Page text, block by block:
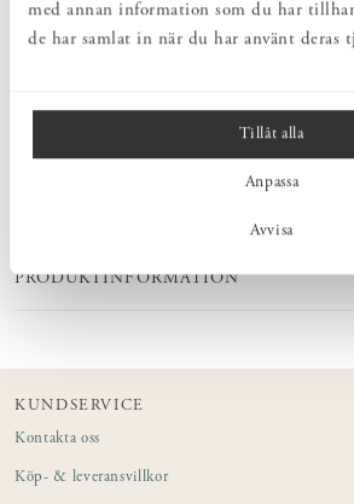
med annan information som du har
de har samlat in när du har använt deras
Tillåt alla
Anpassa
Avvisa
Skruf Glasbruk är en svensk
historia inom handblåst glasproduktion.
hantverkskunnande i glastillverkning.
traditionella tekniker skapar de unika och
glasprodukter. Varje glasobjekt är handblåst
vilket gör varje produkt unik och personlig.
PRODUKTINFORMATION
KUNDSERVICE
Kontakta oss
Köp- & leveransvillkor